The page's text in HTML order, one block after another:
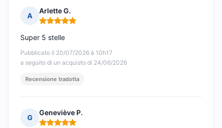
A
Arlette G.
Nota: 5 su 5
Pubblicato il 20/07/2026 à 10h17
a seguito di un acquisto di 24/06/2026
Super 5 stelle
Recensione tradotta
G
Geneviève P.